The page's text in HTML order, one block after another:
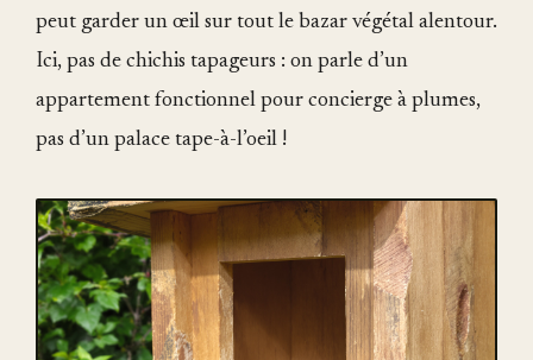
peut garder un œil sur tout le bazar végétal alentour.
Ici, pas de chichis tapageurs : on parle d’un
appartement fonctionnel pour concierge à plumes,
pas d’un palace tape-à-l’oeil !